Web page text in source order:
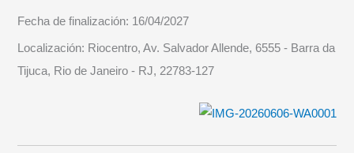
Fecha de finalización: 16/04/2027
Localización: Riocentro, Av. Salvador Allende, 6555 - Barra da
Tijuca, Rio de Janeiro - RJ, 22783-127